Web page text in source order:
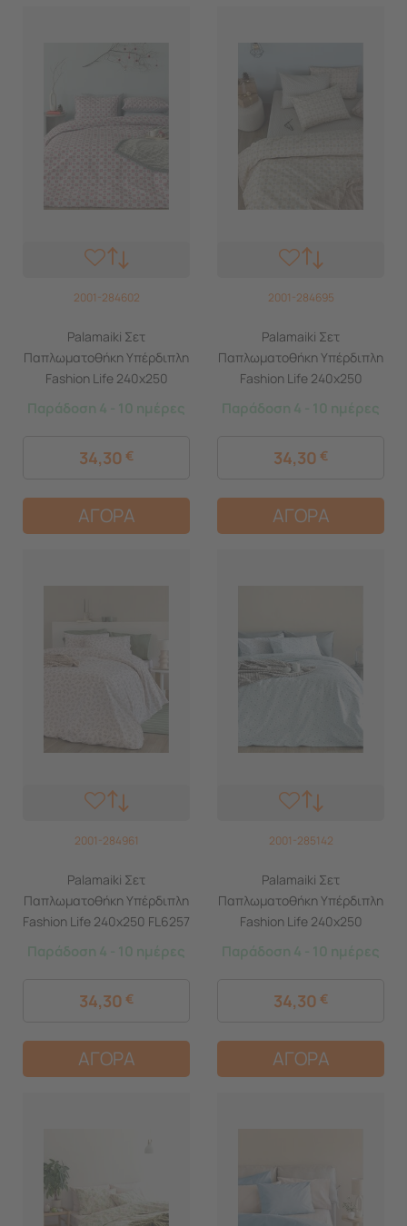
2001-284602
Palamaiki Σετ
Παπλωματοθήκη Υπέρδιπλη
Fashion Life 240x250
Παράδοση 4 - 10 ημέρες
34,30 €
ΑΓΟΡΑ
2001-284695
Palamaiki Σετ
Παπλωματοθήκη Υπέρδιπλη
Fashion Life 240x250
FL6254 Καφέ
Παράδοση 4 - 10 ημέρες
34,30 €
ΑΓΟΡΑ
2001-284961
Palamaiki Σετ
Παπλωματοθήκη Υπέρδιπλη
Fashion Life 240x250 FL6257
Παράδοση 4 - 10 ημέρες
34,30 €
ΑΓΟΡΑ
2001-285142
Palamaiki Σετ
Παπλωματοθήκη Υπέρδιπλη
Fashion Life 240x250
FL6259 Γαλάζιο
Παράδοση 4 - 10 ημέρες
34,30 €
ΑΓΟΡΑ